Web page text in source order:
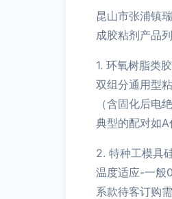
昆山市张浦镇
成胶粘剂产品
1. 环氧树脂类
双组分通用型
（含固化后电
典型的配对如A
2. 特种工模具
温度适应-一般
系款待客订购